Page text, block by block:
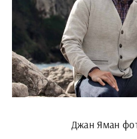
Джан Яман